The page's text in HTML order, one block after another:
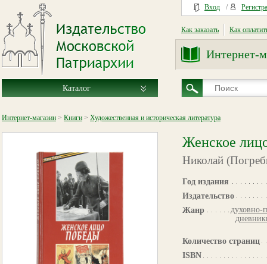
Вход /
Как заказать Как
Интернет-
Каталог
Интернет-магазин > Книги > Художественная и историческая литература
Женское
Николай
Год издания
Издательство
Жанр
духовно-
Количество страниц
ISBN